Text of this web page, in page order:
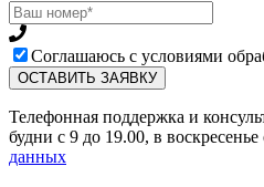
Соглашаюсь с условиями
Телефонная поддержка и
будни с 9 до 19.00, в воскресенье
данных